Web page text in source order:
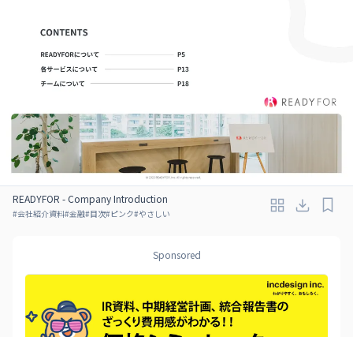
READYFOR - Company Introduction
#会社紹介資料#金融#目次#ピンク#やさしい
Sponsored